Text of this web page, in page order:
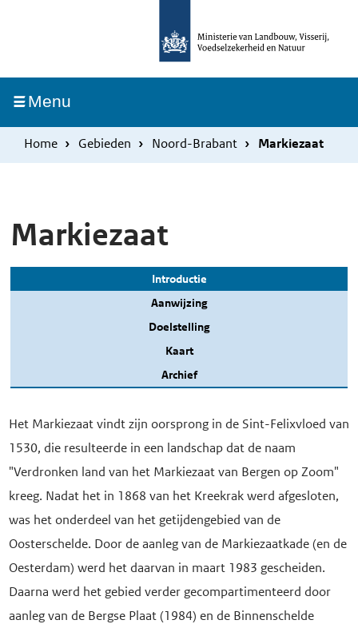
inhoud
gaan
MenuIngeklapt
Home Gebieden Noord-Brabant Markiezaat
Markiezaat
Introductie
Aanwijzing
Doelstelling
Kaart
Archief
Het Markiezaat vindt zijn oorsprong in de Sint-Felixvloed van
1530, die resulteerde in een landschap dat de naam
"Verdronken land van het Markiezaat van Bergen op Zoom"
kreeg. Nadat het in 1868 van het Kreekrak werd afgesloten,
was het onderdeel van het getijdengebied van de
Oosterschelde. Door de aanleg van de Markiezaatkade (en de
Oesterdam) werd het daarvan in maart 1983 gescheiden.
Daarna werd het gebied verder gecompartimenteerd door
aanleg van de Bergse Plaat (1984) en de Binnenschelde